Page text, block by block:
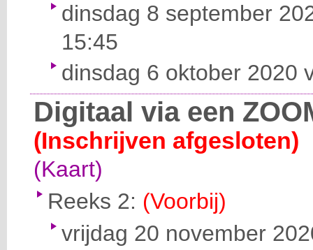
dinsdag 8 september
15:45
dinsdag 6 oktober 2020
Digitaal via een
(Inschrijven afgesloten)
(Kaart)
Reeks 2: (Voorbij)
vrijdag 20 november